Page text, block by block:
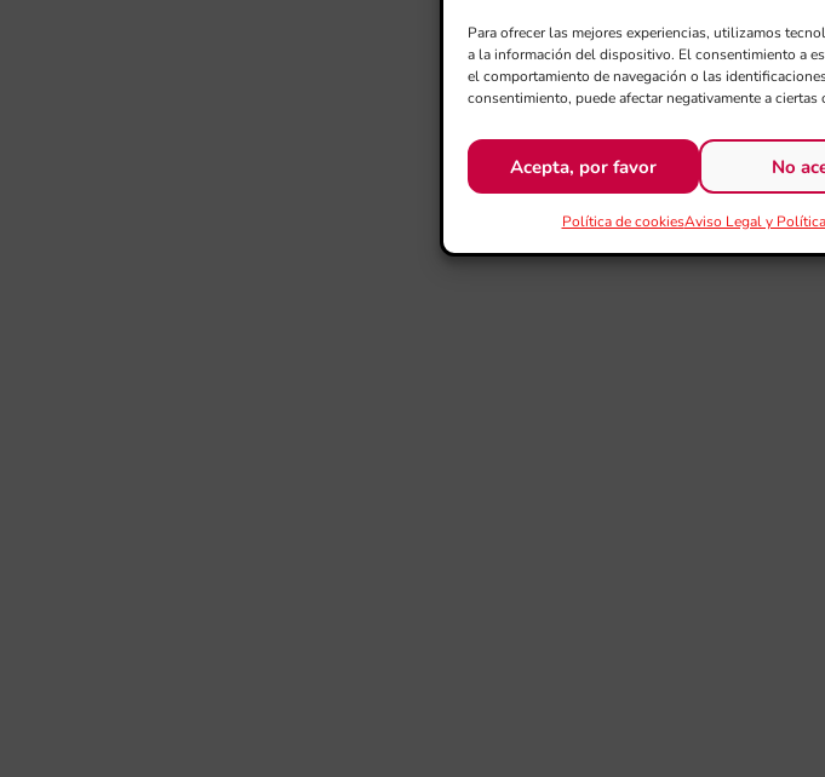
Para ofrecer las mejores experiencias, utilizamos
a la información del dispositivo. El consentimiento a
el comportamiento de navegación o las
consentimiento, puede afectar negativamente a ciertas
Acepta, por favor No
Política de cookiesAviso Legal y